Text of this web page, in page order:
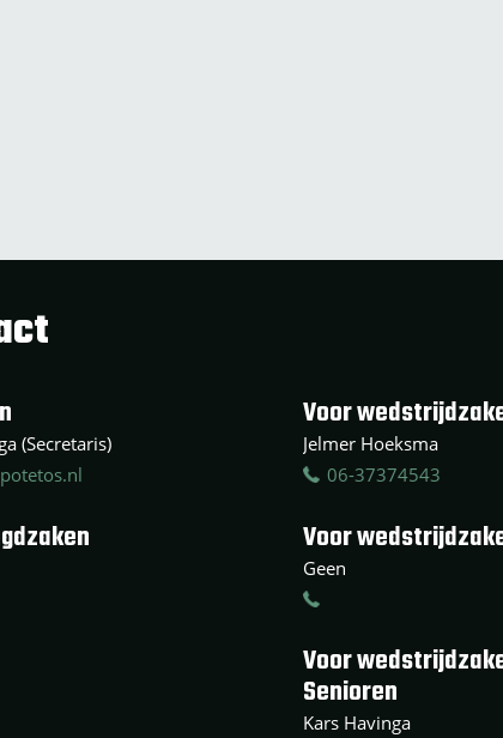
(Secretaris)
Voor
Jelmer Hoeksma
06-37374543
Voor
Geen
Voor
Senioren
Kars Havinga